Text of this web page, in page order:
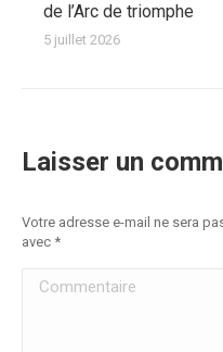
de l’Arc de triomphe
5 juillet 2026
Laisser un
Votre adresse e-mail ne sera
avec *
Commentaire